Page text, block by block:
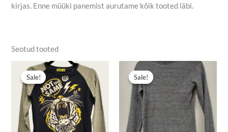
kirjas. Enne müüki panemist aurutame kõik tooted läbi.
Seotud tooted
Sale!
Sale!
Algne
hind
oli:
7,00 €.
Praegune
hind
on:
5,50 €.
Sale!
Sale!
Algne
hind
oli:
5,00 €.
Praegune
hind
on:
2,00 €.